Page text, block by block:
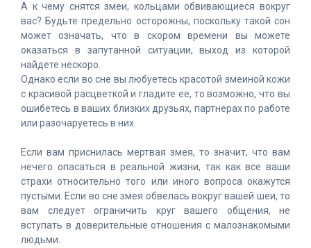
А к чему снятся змеи, кольцами обвивающиеся вокруг
вас? Будьте предельно осторожны, поскольку такой сон
может означать, что в скором времени вы можете
оказаться в запутанной ситуации, выход из которой
найдете нескоро.
Однако если во сне вы любуетесь красотой змеиной кожи
с красивой расцветкой и гладите ее, то возможно, что вы
ошибетесь в ваших близких друзьях, партнерах по работе
или разочаруетесь в них.
Если вам приснилась мертвая змея, то значит, что вам
нечего опасаться в реальной жизни, так как все ваши
страхи относительно того или иного вопроса окажутся
пустыми. Если во сне змея обвелась вокруг вашей шеи, то
вам следует ограничить круг вашего общения, не
вступать в доверительные отношения с малознакомыми
людьми.